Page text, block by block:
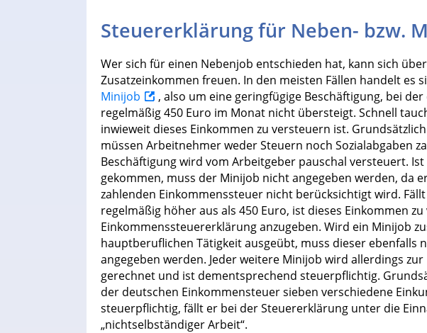
Steuererklärung für Neben- bzw.
Wer sich für einen Nebenjob entschieden hat, kann sich
Zusatzeinkommen freuen. In den meisten Fällen handelt es
Minijob
, also um eine geringfügige Beschäftigung, bei
regelmäßig 450 Euro im Monat nicht übersteigt. Schnell
inwieweit dieses Einkommen zu versteuern ist.
müssen Arbeitnehmer weder Steuern noch Sozialabgaben
Beschäftigung wird vom Arbeitgeber pauschal versteuert.
gekommen, muss der Minijob nicht angegeben werden, da
zahlenden Einkommenssteuer nicht berücksichtigt wird.
regelmäßig höher aus als 450 Euro, ist dieses Einkommen
Einkommenssteuererklärung anzugeben. Wird ein Minijob
hauptberuflichen Tätigkeit ausgeübt, muss dieser ebenfalls
angegeben werden. Jeder weitere Minijob wird allerdings
gerechnet und ist dementsprechend steuerpflichtig.
der deutschen Einkommensteuer sieben verschiedene
steuerpflichtig, fällt er bei der Steuererklärung unter die
„nichtselbständiger Arbeit“.
Geld